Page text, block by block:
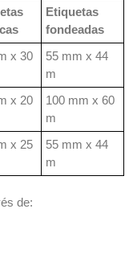
Etiquetas
fondeadas
x 30
55 mm x 44
m
x 20
100 mm x 60
m
x 25
55 mm x 44
m
de: